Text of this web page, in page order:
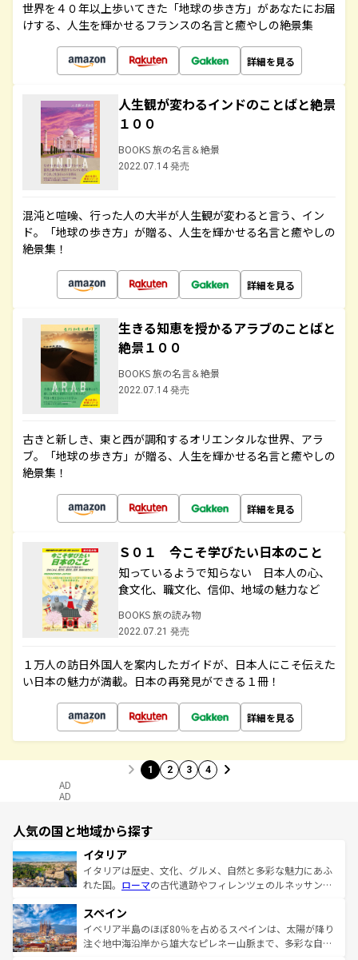
世界を４０年以上歩いてきた「地球の歩き方」があなたにお届
けする、人生を輝かせるフランスの名言と癒やしの絶景集
詳細を見る
人生観が変わるインドのことばと絶景
１００
BOOKS 旅の名言＆絶景
2022.07.14 発売
混沌と喧噪、行った人の大半が人生観が変わると言う、イン
ド。「地球の歩き方」が贈る、人生を輝かせる名言と癒やしの
絶景集！
詳細を見る
生きる知恵を授かるアラブのことばと
絶景１００
BOOKS 旅の名言＆絶景
2022.07.14 発売
古きと新しき、東と西が調和するオリエンタルな世界、アラ
ブ。「地球の歩き方」が贈る、人生を輝かせる名言と癒やしの
絶景集！
詳細を見る
Ｓ０１ 今こそ学びたい日本のこと
知っているようで知らない 日本人の心、
食文化、職文化、信仰、地域の魅力など
BOOKS 旅の読み物
2022.07.21 発売
１万人の訪日外国人を案内したガイドが、日本人にこそ伝えた
い日本の魅力が満載。日本の再発見ができる１冊！
詳細を見る
1 2 3 4
AD
AD
人気の国と地域から探す
イタリア
イタリアは歴史、文化、グルメ、自然と多彩な魅力にあふ
れた国。 ローマの古代遺跡やフィレンツェのルネッサンス
ろん、トスカーナの美しい田園風景やアマルフィ海岸の絶
景など、自然景観も見逃せない。観光の合間には、本場の
ピザやパスタなど、絶品のイタリア料理を堪能することも
スペイン
イベリア半島のほぼ80％を占めるスペインは、太陽が降り
注ぐ地中海沿岸から雄大なピレネー山脈まで、多彩な自然